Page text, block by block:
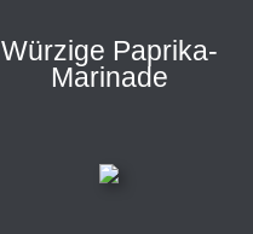
Würzige Paprika-
Marinade